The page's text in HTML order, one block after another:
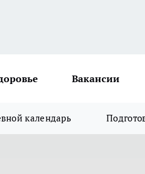
Вакансии
календарь